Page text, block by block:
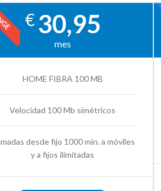
€30,95
mes
HOME FIBRA 100 MB
Velocidad 100 Mb simétricos
desde fijo 1000 min. a móviles
y a fijos ilimitadas